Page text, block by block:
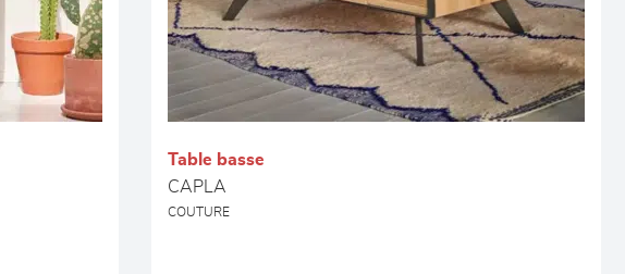
Table basse
CAPLA
COUTURE